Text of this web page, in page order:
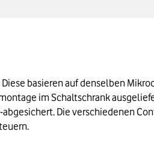
basieren auf denselben
im Schaltschrank
Die verschiedenen